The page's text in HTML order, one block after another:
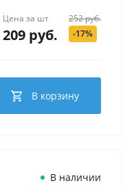
Цена за шт
209 руб.
252 руб.
-17%
В корзину
В наличии